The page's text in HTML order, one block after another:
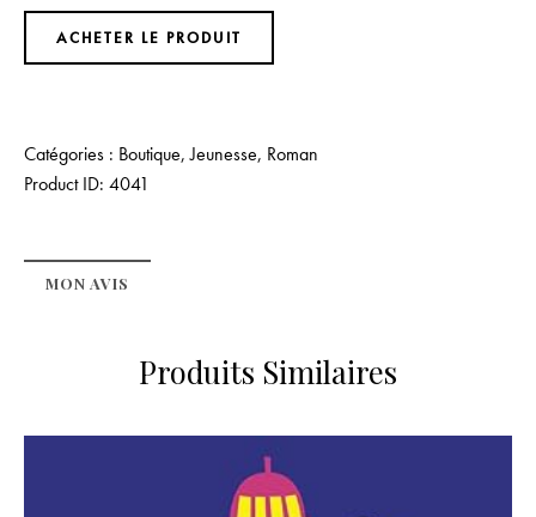
ACHETER LE PRODUIT
Catégories : Boutique,Jeunesse, Roman
Product ID: 4041
MON AVIS
Produits Similaires